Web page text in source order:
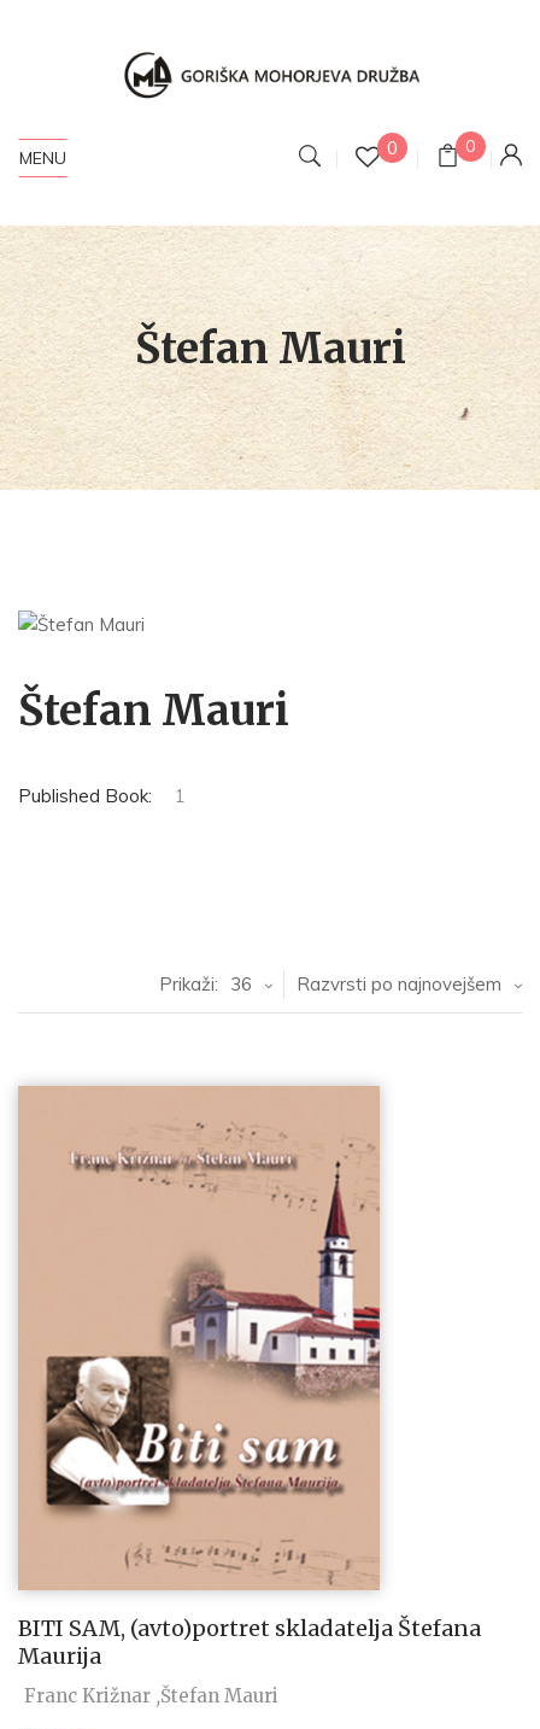
MENU 0 0
Štefan Mauri
Štefan Mauri
Published Book: 1
Razvrsti po najnovejšem
Prikaži: 36
BITI SAM, (avto)portret skladatelja Štefana
Maurija
Franc Križnar Štefan Mauri